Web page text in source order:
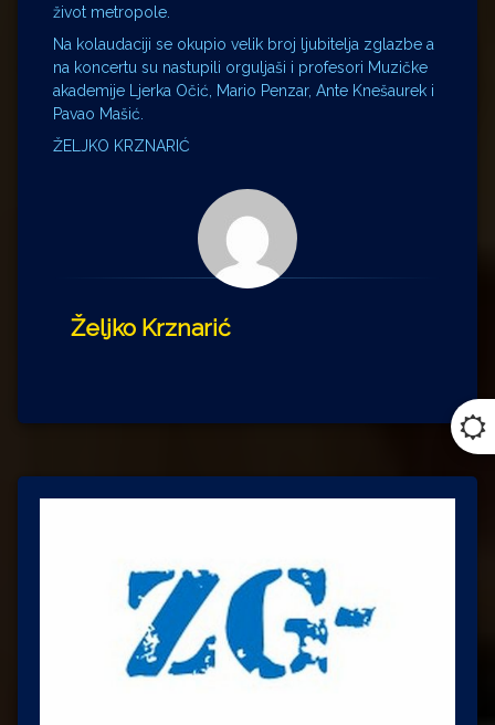
život metropole.
Na kolaudaciji se okupio velik broj ljubitelja zglazbe a
na koncertu su nastupili orguljaši i profesori Muzičke
akademije Ljerka Očić, Mario Penzar, Ante Knešaurek i
Pavao Mašić.
ŽELJKO KRZNARIĆ
Željko Krznarić